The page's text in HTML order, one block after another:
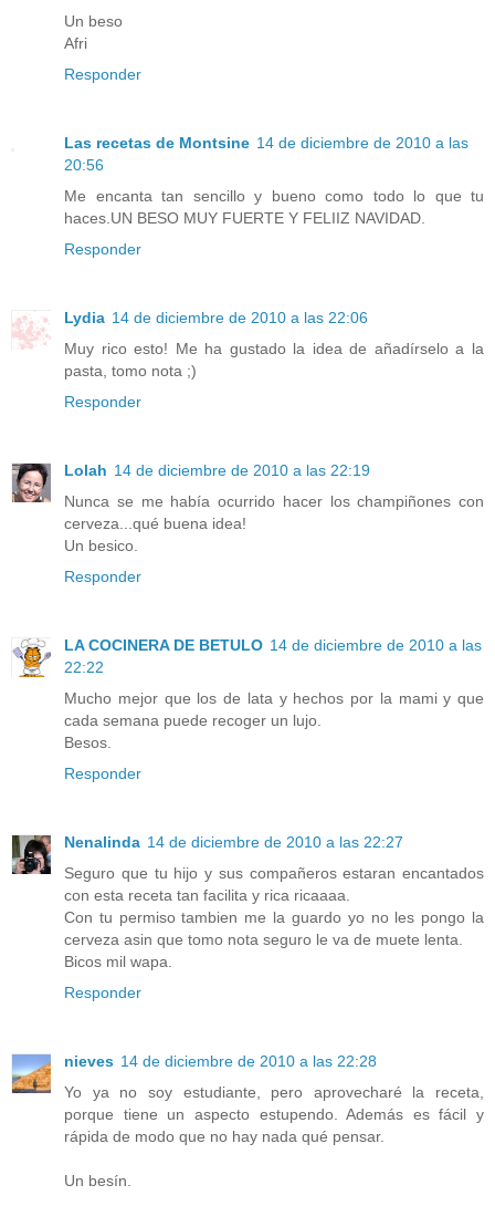
Un beso
Afri
Responder
Las recetas de Montsine 14 de diciembre de 2010 a las
20:56
Me encanta tan sencillo y bueno como todo lo que tu
haces.UN BESO MUY FUERTE Y FELIIZ NAVIDAD.
Responder
Lydia 14 de diciembre de 2010 a las 22:06
Muy rico esto! Me ha gustado la idea de añadírselo a la
pasta, tomo nota ;)
Responder
Lolah 14 de diciembre de 2010 a las 22:19
Nunca se me había ocurrido hacer los champiñones con
cerveza...qué buena idea!
Un besico.
Responder
LA COCINERA DE BETULO 14 de diciembre de 2010 a las
22:22
Mucho mejor que los de lata y hechos por la mami y que
cada semana puede recoger un lujo.
Besos.
Responder
Nenalinda 14 de diciembre de 2010 a las 22:27
Seguro que tu hijo y sus compañeros estaran encantados
con esta receta tan facilita y rica ricaaaa.
Con tu permiso tambien me la guardo yo no les pongo la
cerveza asin que tomo nota seguro le va de muete lenta.
Bicos mil wapa.
Responder
nieves 14 de diciembre de 2010 a las 22:28
Yo ya no soy estudiante, pero aprovecharé la receta,
porque tiene un aspecto estupendo. Además es fácil y
rápida de modo que no hay nada qué pensar.
Un besín.